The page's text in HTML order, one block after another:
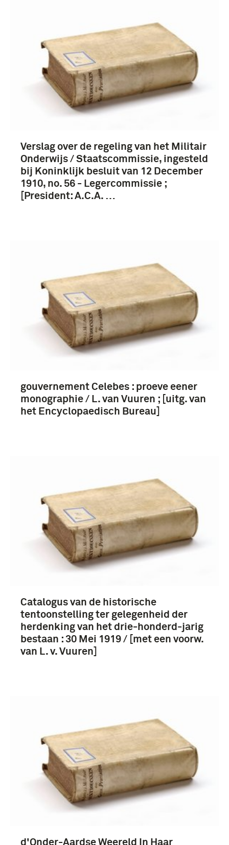
Verslag over de regeling van het Militair
Onderwijs / Staatscommissie, ingesteld
bij Koninklijk besluit van 12 December
1910, no. 56 - Legercommissie ;
[President: A.C.A. …
gouvernement Celebes : proeve eener
monographie / L. van Vuuren ; [uitg. van
het Encyclopaedisch Bureau]
Catalogus van de historische
tentoonstelling ter gelegenheid der
herdenking van het drie-honderd-jarig
bestaan : 30 Mei 1919 / [met een voorw.
van L. v. Vuuren]
d'Onder-Aardse Weereld In Haar